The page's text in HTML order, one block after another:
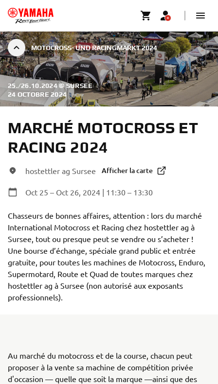
MOTOCROSS- UND RACINGMARKT 2024
25./26.10.2024 @ SURSEE |
24 OCTOBRE 2024
MARCHÉ MOTOCROSS ET
RACING 2024
hostettler ag Sursee Afficher la carte
Oct 25 – Oct 26, 2024 | 11:30 – 13:30
Chasseurs de bonnes affaires, attention : lors du marché
International Motocross et Racing chez hostettler ag à
Sursee, tout ou presque peut se vendre ou s’acheter !
Une bourse d’échange, spéciale grand public et entrée
gratuite, pour toutes les machines de Motocross, Enduro,
Supermotard, Route et Quad de toutes marques chez
hostettler ag à Sursee (non autorisé aux exposants
professionnels).
Au marché du motocross et de la course, chacun peut
proposer à la vente sa machine de compétition privée
d'occasion — quelle que soit la marque —ainsi que des